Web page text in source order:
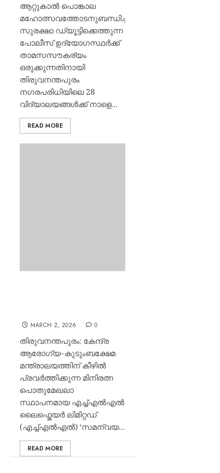
ആറ്റുകാൽ പൊങ്കാല
മഹോത്സവത്തോടനുബന്ധിച്ച്
സുരക്ഷാ ഡ്യൂട്ടിക്കെത്തുന്ന
പോലീസ് ഉദ്യോഗസ്ഥർക്ക്
താമസസൗകര്യം
ഒരുക്കുന്നതിനായി
തിരുവനന്തപുരം
നഗരപരിധിയിലെ 28
വിദ്യാലയങ്ങൾക്ക് നാളെ...
READ MORE
MARCH 2, 2026 0
തിരുവനന്തപുരം: കേന്ദ്ര
ആരോഗ്യ–കുടുംബക്ഷേമ
മന്ത്രാലയത്തിന് കീഴിൽ
പ്രവർത്തിക്കുന്ന മിനിരത്ന
പൊതുമേഖലാ
സ്ഥാപനമായ എച്ച്‌എൽ‌എൽ
ലൈഫ്കെയർ ലിമിറ്റഡ്
(എച്ച്‌എൽ‌എൽ) ‘സമന്വയ...
READ MORE